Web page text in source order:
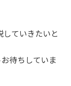
ていきたいと
待ちしていま